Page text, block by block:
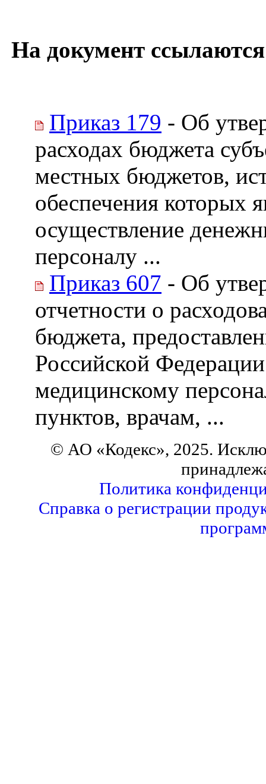
На документ
Приказ 179 - Об
расходах бюджета
местных бюджетов,
обеспечения которых
осуществление
персоналу ...
Приказ 607 - Об
отчетности о
бюджета,
Российской
медицинскому
пунктов, врачам, ...
© АО «Кодекс», 2025.
Политика
Справка о регистрации